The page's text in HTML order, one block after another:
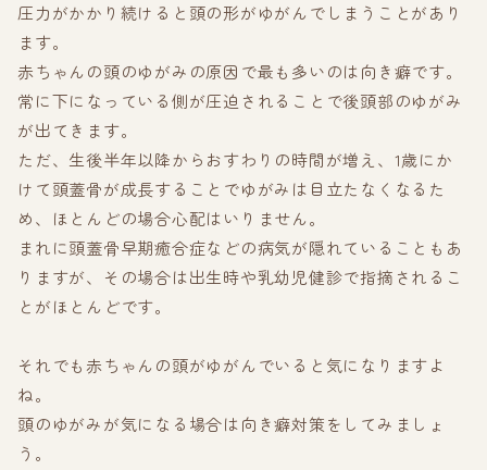
圧力がかかり続けると頭の形がゆがんでしまうことがあり
ます。
赤ちゃんの頭のゆがみの原因で最も多いのは向き癖です。
常に下になっている側が圧迫されることで後頭部のゆがみ
が出てきます。
ただ、生後半年以降からおすわりの時間が増え、1歳にか
けて頭蓋骨が成長することでゆがみは目立たなくなるた
め、ほとんどの場合心配はいりません。
まれに頭蓋骨早期癒合症などの病気が隠れていることもあ
りますが、その場合は出生時や乳幼児健診で指摘されるこ
とがほとんどです。
それでも赤ちゃんの頭がゆがんでいると気になりますよ
ね。
頭のゆがみが気になる場合は向き癖対策をしてみましょ
う。